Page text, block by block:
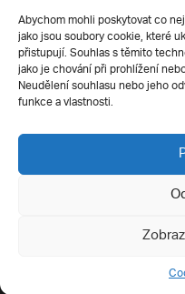
Abychom mohli poskytovat co
jako jsou soubory cookie, které
přistupují. Souhlas s těmito
jako je chování při prohlížení
Neudělení souhlasu nebo jeho
funkce a vlastnosti.
Silverius
Ochrana soukromí
Všechna práva vyhrazena